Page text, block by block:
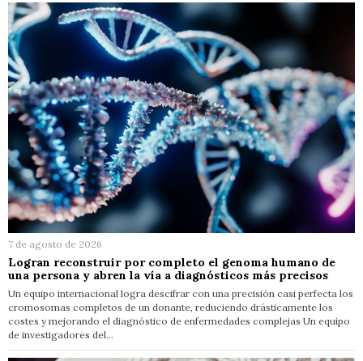
7 de agosto de 2026
Logran reconstruir por completo el genoma humano de
una persona y abren la vía a diagnósticos más precisos
Un equipo internacional logra descifrar con una precisión casi perfecta los
cromosomas completos de un donante, reduciendo drásticamente los
costes y mejorando el diagnóstico de enfermedades complejas Un equipo
de investigadores del…